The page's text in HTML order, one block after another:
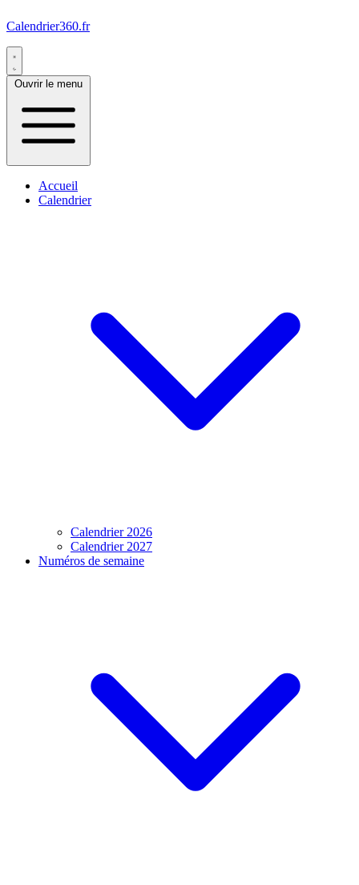
Calendrier360.fr
Ouvrir le menu
Accueil
Calendrier
Calendrier 2026
Calendrier 2027
Numéros de semaine